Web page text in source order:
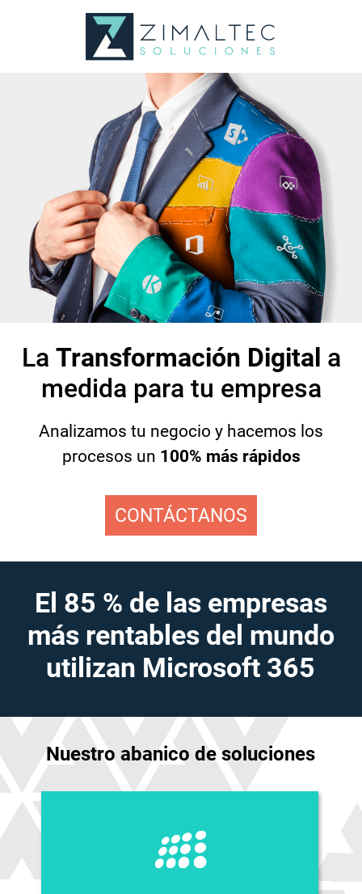
La Transformación Digital a
medida para tu empresa
Analizamos tu negocio y hacemos los
procesos un 100% más rápidos
CONTÁCTANOS
El 85 % de las empresas
más rentables del mundo
utilizan Microsoft 365
Nuestro abanico de soluciones